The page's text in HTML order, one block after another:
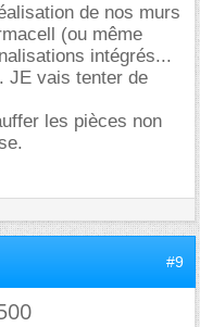
de nos murs
(ou même
intégrés...
JE vais tenter de
les pièces non
#9